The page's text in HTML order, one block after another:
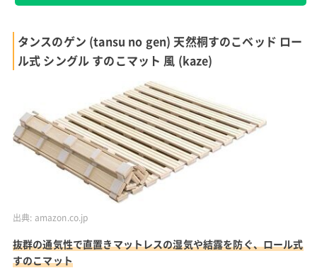
タンスのゲン (tansu no gen) 天然桐すのこベッド ロー
ル式 シングル すのこマット 風 (kaze)
出典: amazon.co.jp
抜群の通気性で直置きマットレスの湿気や結露を防ぐ、ロール式
すのこマット